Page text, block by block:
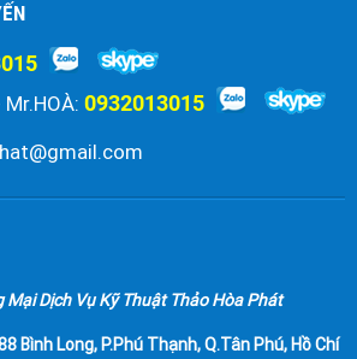
0932013015
Mại Dịch Vụ Kỹ Thuật Thảo Hòa Phát
Bình Long, P.Phú Thạnh, Q.Tân Phú, Hồ Chí